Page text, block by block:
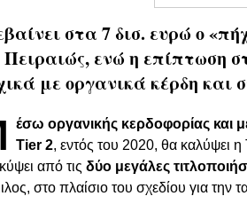
στα 7 δισ. ευρώ ο
ενώ η επίπτωση
με οργανικά κέρδη και
έσω οργανικής κερδοφορίας και
Tier 2, εντός του 2020, θα καλύψει
από τις δύο μεγάλες
στο πλαίσιο του σχεδίου για την